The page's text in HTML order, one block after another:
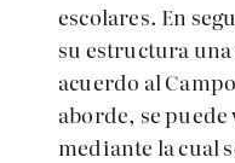
escolares. En
su estructura
acuerdo al
aborde, se
mediante la cual